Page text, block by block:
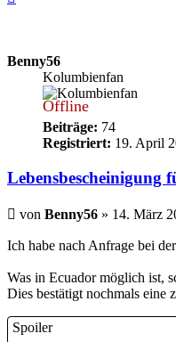
Benny56
Kolumbienfan
Offline
Beiträge: 74
Registriert: 19. April
Lebensbescheinigung
Beitrag
von Benny56 » 14. März
Ich habe nach Anfrage bei
Was in Ecuador möglich ist,
Dies bestätigt nochmals eine
Spoiler